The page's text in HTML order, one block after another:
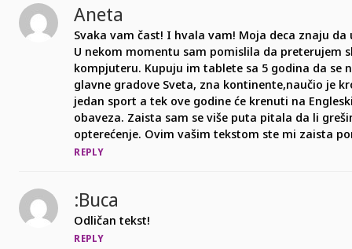
Aneta
Svaka vam čast! I hvala vam! Moja deca znaju
U nekom momentu sam pomislila da preterujem
kompjuteru. Kupuju im tablete sa 5 godina da se
glavne gradove Sveta, zna kontinente,naučio je
jedan sport a tek ove godine će krenuti na
obaveza. Zaista sam se više puta pitala da li
opterećenje. Ovim vašim tekstom ste mi zaista
REPLY
:buca
Odličan tekst!
REPLY